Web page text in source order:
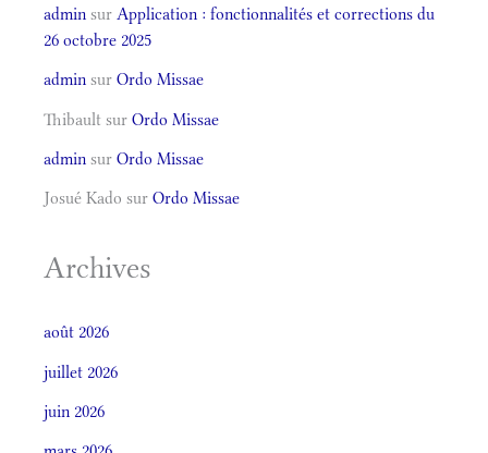
admin sur Application : fonctionnalités et corrections du
26 octobre 2025
admin sur Ordo Missae
Thibault sur Ordo Missae
admin sur Ordo Missae
Josué Kado sur Ordo Missae
Archives
août 2026
juillet 2026
juin 2026